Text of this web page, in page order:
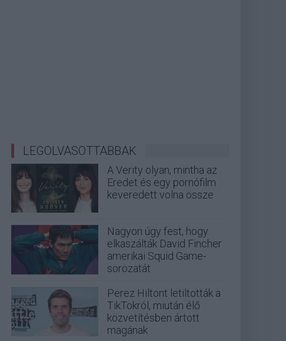
LEGOLVASOTTABBAK
A Verity olyan, mintha az
Eredet és egy pornófilm
keveredett volna össze
Nagyon úgy fest, hogy
elkaszálták David Fincher
amerikai Squid Game-
sorozatát
Perez Hiltont letiltották a
TikTokról, miután élő
közvetítésben ártott
magának